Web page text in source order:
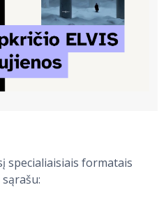
+370 667 80 541
info@elvislab.lt
specialiaisiais formatais